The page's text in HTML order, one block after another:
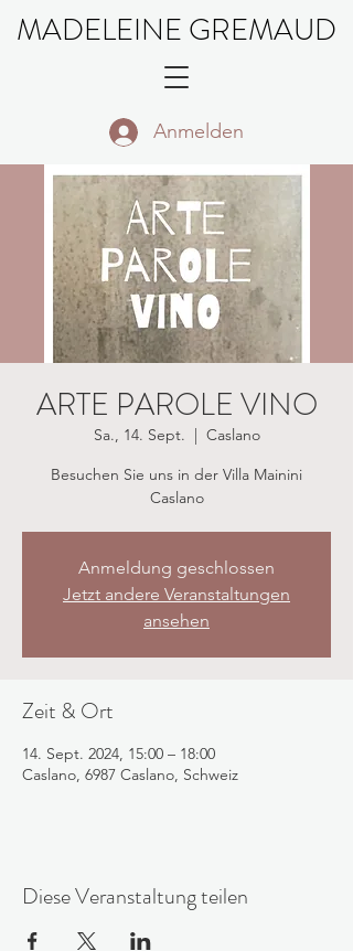
MADELEINE GREMAUD
Anmelden
ARTE PAROLE VINO
Sa., 14. Sept.
  |
Caslano
Besuchen Sie uns in der Villa Mainini
Caslano
Anmeldung geschlossen
Jetzt andere Veranstaltungen
ansehen
Zeit & Ort
14. Sept. 2024, 15:00 – 18:00
Caslano, 6987 Caslano, Schweiz
Diese Veranstaltung teilen